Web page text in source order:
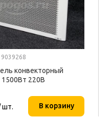
конвекторный
220В
шт. В корзину